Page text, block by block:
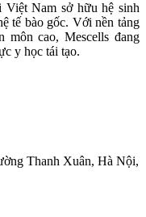
Việt Nam sở hữu hệ sinh
tế bào gốc. Với nền tảng
môn cao, Mescells đang
y học tái tạo.
Thanh Xuân, Hà Nội,